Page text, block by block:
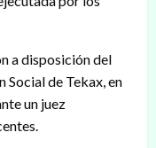
a disposición del
Social de Tekax, en
un juez